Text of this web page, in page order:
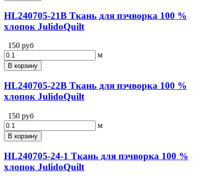
HL240705-21B Ткань для пэчворка 100 %
хлопок JulidoQuilt
150 руб
м
В корзину
HL240705-22B Ткань для пэчворка 100 %
хлопок JulidoQuilt
150 руб
м
В корзину
HL240705-24-1 Ткань для пэчворка 100 %
хлопок JulidoQuilt